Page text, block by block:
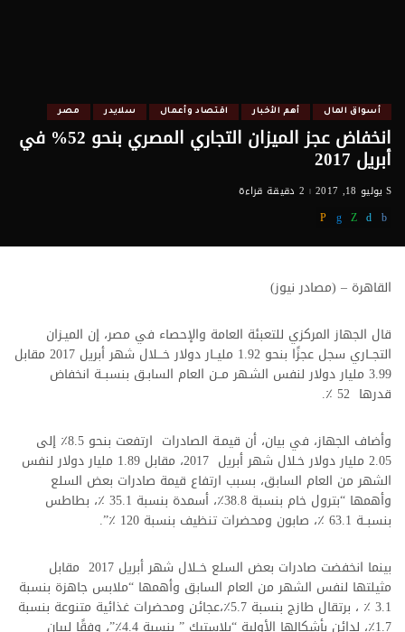
أسواق المال أهم الأخبار اقتصاد وأعمال سلايدر مصر
انخفاض عجز الميزان التجاري المصري بنحو 52% في
أبريل 2017
يوليو 18, 2017 2 دقيقة قراءة
القاهرة – (مصادر نيوز)
قال الجهاز المركزي للتعبئة العامة والإحصاء في مصر، إن الميـزان
التجــاري سجل عجزًا بنحو 1.92 مليــار دولار خـــلال شهر أبريل 2017 مقابل
3.99 مليار دولار لنفس الشـهر مــن العام السابـق بنسبــة انخفاض
قدرها 52 ٪.
وأضاف الجهاز، في بيان، أن قيمـة الصادرات ارتفعت بنحو 8.5٪ إلى
2.05 مليار دولار خـلال شهر أبريل 2017، مقابل 1.89 مليار دولار لنفس
الشهر من العام السابق، بسبب ارتفاع قيمة صادرات بعض السلع
وأهمها “بترول خام بنسبة 38.8٪، أسمدة بنسبة 35.1 ٪، بطاطس
بنسبــة 63.1 ٪، صابون ومحضرات تنظيف بنسبة 120 ٪”.
بينما انخفضت صادرات بعض السلع خــلال شهر أبريل 2017 مقابل
مثيلتها لنفس الشهر من العام السابق وأهمها “ملابس جاهزة بنسبة
3.1 ٪ ، برتقال طازج بنسبة 5.7٪،عجائن ومحضرات غذائية متنوعة بنسبة
1.7٪، لدائن بأشكالها الأولية “بلاستيك ” بنسبة 4.4٪”، وفقًا لبيان